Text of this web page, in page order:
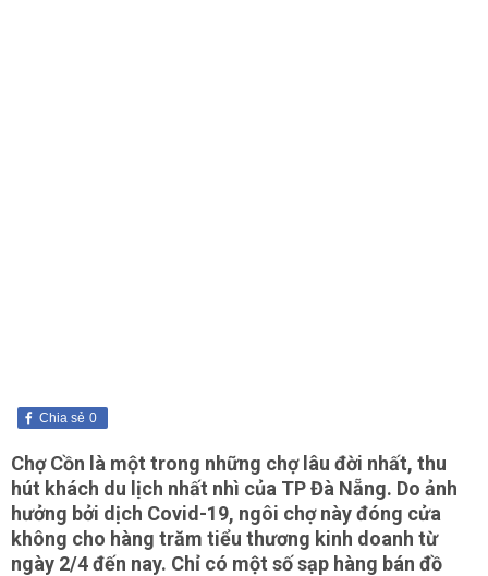
0
Chia sẻ
Chợ Cồn là một trong những chợ lâu đời nhất, thu
hút khách du lịch nhất nhì của TP Đà Nẵng. Do ảnh
hưởng bởi dịch Covid-19, ngôi chợ này đóng cửa
không cho hàng trăm tiểu thương kinh doanh từ
ngày 2/4 đến nay. Chỉ có một số sạp hàng bán đồ